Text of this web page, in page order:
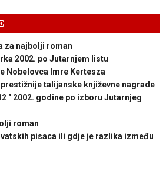
za najbolji roman
2002. po Jutarnjem listu
Nobelovca Imre Kertesza
talijanske književne nagrade
" 2002. godine po izboru Jutarnjeg
roman
pisaca ili gdje je razlika između